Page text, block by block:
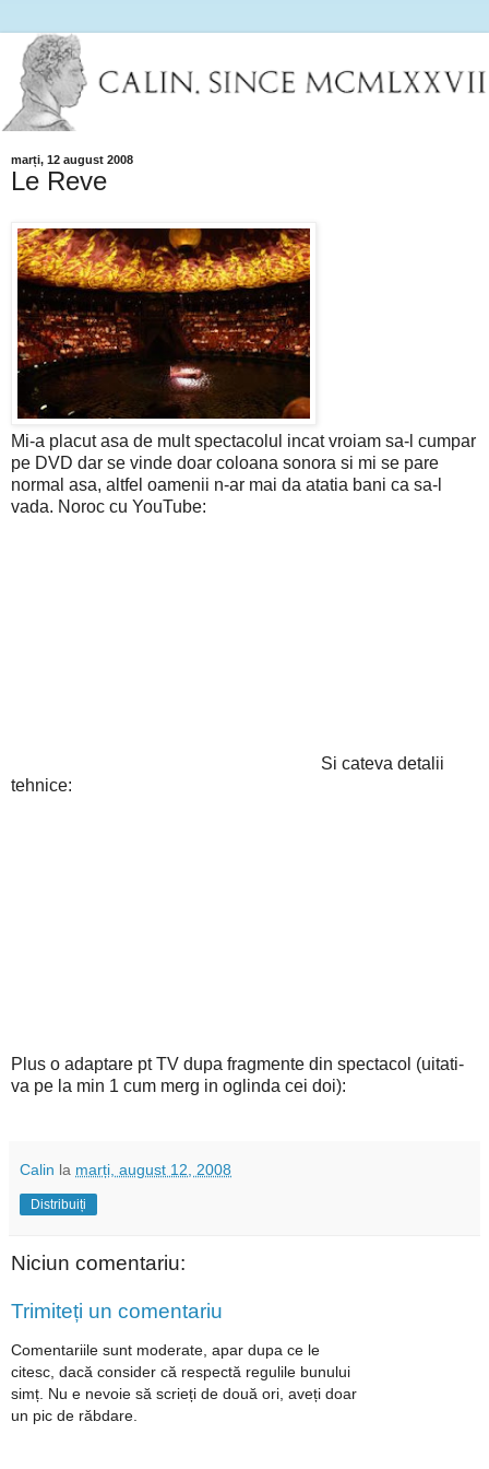
marți, 12 august 2008
Le Reve
Mi-a placut asa de mult spectacolul incat vroiam sa-l cumpar
pe DVD dar se vinde doar coloana sonora si mi se pare
normal asa, altfel oamenii n-ar mai da atatia bani ca sa-l
vada. Noroc cu YouTube:
Si cateva detalii
tehnice:
Plus o adaptare pt TV dupa fragmente din spectacol (uitati-
va pe la min 1 cum merg in oglinda cei doi):
Calin la marți, august 12, 2008
Distribuiți
Niciun comentariu:
Trimiteți un comentariu
Comentariile sunt moderate, apar dupa ce le
citesc, dacă consider că respectă regulile bunului
simț. Nu e nevoie să scrieți de două ori, aveți doar
un pic de răbdare.